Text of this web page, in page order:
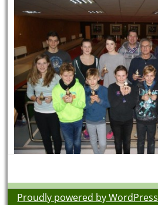
Proudly powered by WordPress